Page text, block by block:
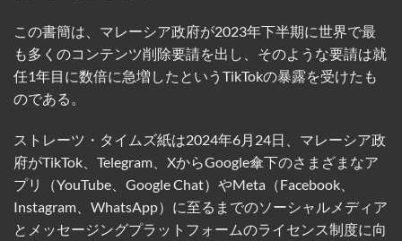
この書簡は、マレーシア政府が2023年下半期に世界で最
も多くのコンテンツ削除要請を出し、そのような要請は就
任1年目に数倍に急増したというTikTokの暴露を受けたも
のである。
ストレーツ・タイムズ紙は2024年6月24日、マレーシア政
府がTikTok、Telegram、XからGoogle傘下のさまざまなア
プリ（YouTube、Google Chat）やMeta（Facebook、
Instagram、WhatsApp）に至るまでのソーシャルメディア
とメッセージングプラットフォームのライセンス制度に向